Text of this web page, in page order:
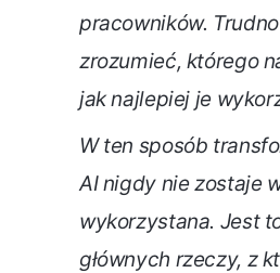
pracowników.
zrozumieć, którego
jak najlepiej je
W ten sposób
AI nigdy nie zostaje
wykorzystana. Jest
głównych rzeczy, z